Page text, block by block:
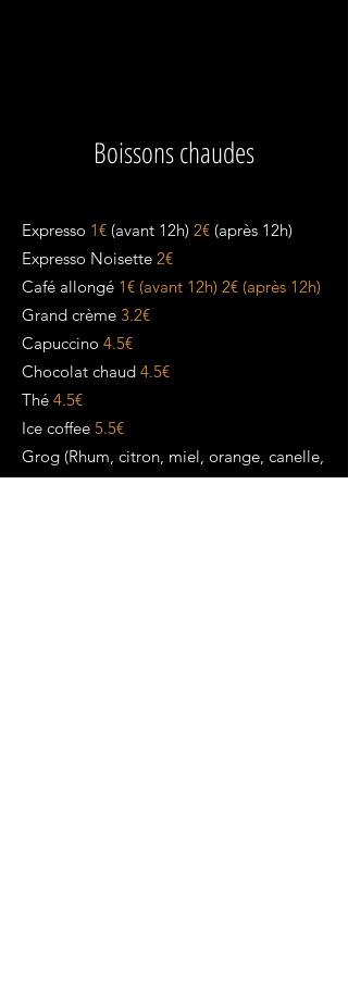
Boissons chaudes
Expresso 1€ (avant 12h) 2€ (après 12h)
Expresso Noisette 2€
Café allongé 1€ (avant 12h) 2€ (après 12h)
Grand crème 3.2€
Capuccino 4.5€
Chocolat chaud 4.5€
Thé 4.5€
Ice coffee 5.5€
Grog (Rhum, citron, miel, orange, canelle,
eau chaude)8€